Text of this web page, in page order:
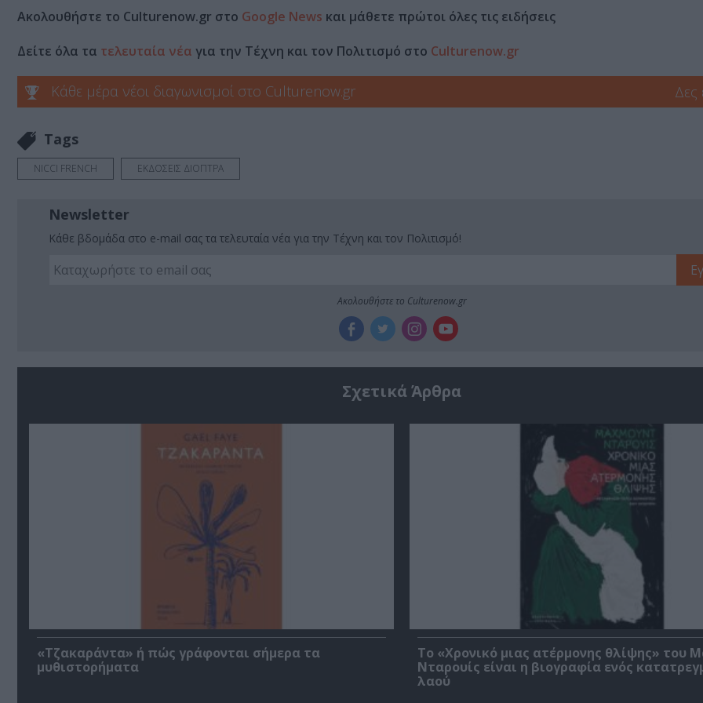
Ακολουθήστε το Culturenow.gr στο Google News και μάθετε πρώτοι όλες τις ειδήσεις
Δείτε όλα τα τελευταία νέα για την Τέχνη και τον Πολιτισμό στο Culturenow.gr
Κάθε μέρα νέοι διαγωνισμοί στο Culturenow.gr Δες
Tags
NICCI FRENCH ΕΚΔΟΣΕΙΣ ΔΙΟΠΤΡΑ
Newsletter
Κάθε βδομάδα στο e-mail σας τα τελευταία νέα για την Τέχνη και τον Πολιτισμό!
Ακολουθήστε το Culturenow.gr
Σχετικά Άρθρα
«Τζακαράντα» ή πώς γράφονται σήμερα τα
μυθιστορήματα
Το «Χρονικό μιας ατέρμονης θλίψης» του
Νταρουίς είναι η βιογραφία ενός
λαού